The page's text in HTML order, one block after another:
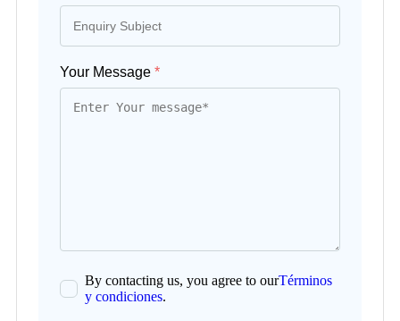
Your Message *
By contacting us, you agree to ourTérminos
y condiciones.